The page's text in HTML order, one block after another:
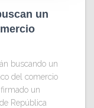
un
buscando un
del comercio
un
República